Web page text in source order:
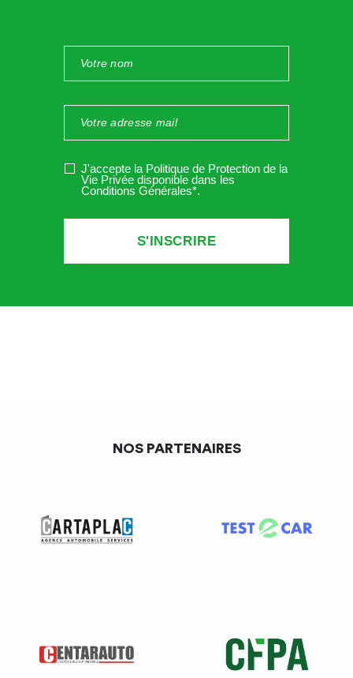
J'accepte la Politique de Protection de la
Vie Privée disponible dans les
Conditions Générales*.
NOS PARTENAIRES